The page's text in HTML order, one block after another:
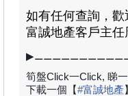
如有任何查詢，歡
富誠地產客戶主任
筍盤Click一Click, 睇
下載一個【#富誠地產】